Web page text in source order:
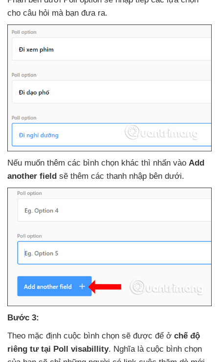
cho câu hỏi mà bạn đưa ra.
Nếu muốn thêm các bình chọn khác thì nhấn vào Add
another field sẽ thêm các thanh nhập bên dưới.
Bước 3:
Theo mặc định cuộc bình chọn sẽ được để ở chế độ
riêng tư tại Poll visabillity. Nghĩa là cuộc bình chọn